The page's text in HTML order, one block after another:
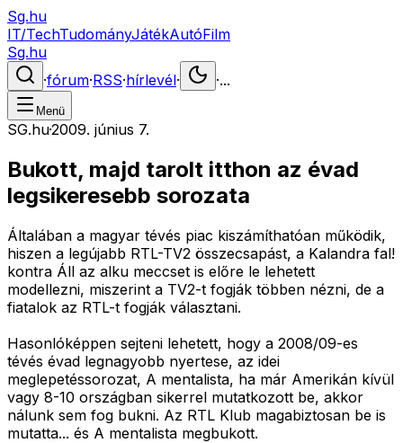
Sg.hu
IT/TechTudományJátékAutóFilm
Sg.hu
·fórum·RSS·hírlevél· ·...
Menü
SG.hu·2009. június 7.
Bukott, majd tarolt itthon az évad
legsikeresebb sorozata
Általában a magyar tévés piac kiszámíthatóan működik,
hiszen a legújabb RTL-TV2 összecsapást, a Kalandra fal!
kontra Áll az alku meccset is előre le lehetett
modellezni, miszerint a TV2-t fogják többen nézni, de a
fiatalok az RTL-t fogják választani.
Hasonlóképpen sejteni lehetett, hogy a 2008/09-es
tévés évad legnagyobb nyertese, az idei
meglepetéssorozat, A mentalista, ha már Amerikán kívül
vagy 8-10 országban sikerrel mutatkozott be, akkor
nálunk sem fog bukni. Az RTL Klub magabiztosan be is
mutatta... és A mentalista megbukott.